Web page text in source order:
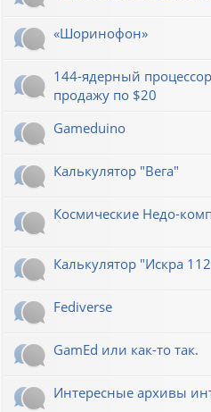
«Шоринофон»
144-ядерный
продажу по $20
Gameduino
Калькулятор "Вега"
Космические Недо-
Калькулятор "Искра
Fediverse
GamEd или как-то так.
Интересные архивы